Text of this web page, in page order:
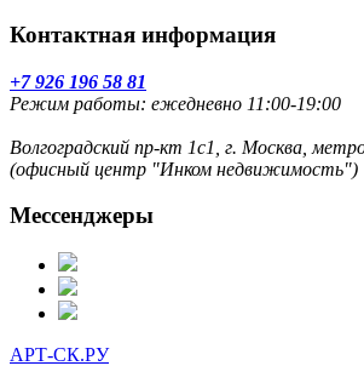
Контактная информация
+7 926 196 58 81
Режим работы: ежедневно 11:00-19:00
Волгоградский пр-кт 1с1, г. Москва,
(офисный центр "Инком недвижимость")
Мессенджеры
АРТ-СК.РУ